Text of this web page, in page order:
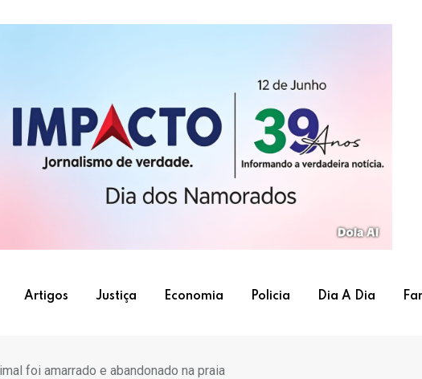
Artigos Justiça Economia Policia Dia A Dia
foi amarrado e abandonado na praia